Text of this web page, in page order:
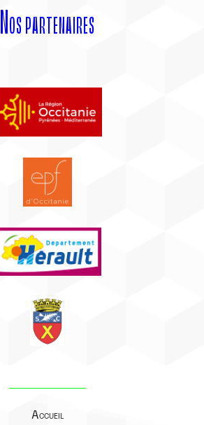
Nos partenaires
Accueil